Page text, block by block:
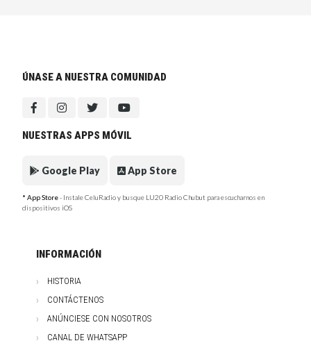
ÚNASE A NUESTRA COMUNIDAD
NUESTRAS APPS MÓVIL
Google Play App Store
* App Store- Instale CeluRadio y busque LU20 Radio Chubut para escucharnos en
dispositivos iOS
INFORMACIÓN
HISTORIA
CONTÁCTENOS
ANÚNCIESE CON NOSOTROS
CANAL DE WHATSAPP